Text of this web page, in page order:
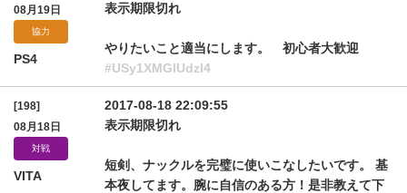
08月19日
協力
PS4
表示期限切れ
やりたいこと適当にします。 初心者大歓迎
#USy1XMGlUdzI4
[198]
08月18日
対戦
VITA
2017-08-18 22:09:55
表示期限切れ
短剣、ナックルを完璧に使いこなしたいです。 基
本夜してます。腕に自信のある方！是非教えて下